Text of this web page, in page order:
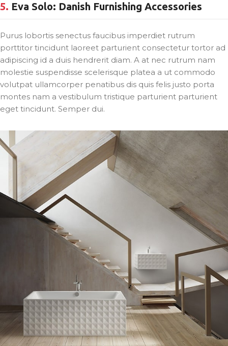
5. Eva Solo: Danish Furnishing Accessories
Purus lobortis senectus faucibus imperdiet rutrum
porttitor tincidunt laoreet parturient consectetur tortor ad
adipiscing id a duis hendrerit diam. A at nec rutrum nam
molestie suspendisse scelerisque platea a ut commodo
volutpat ullamcorper penatibus dis quis felis justo porta
montes nam a vestibulum tristique parturient parturient
eget tincidunt. Semper dui.